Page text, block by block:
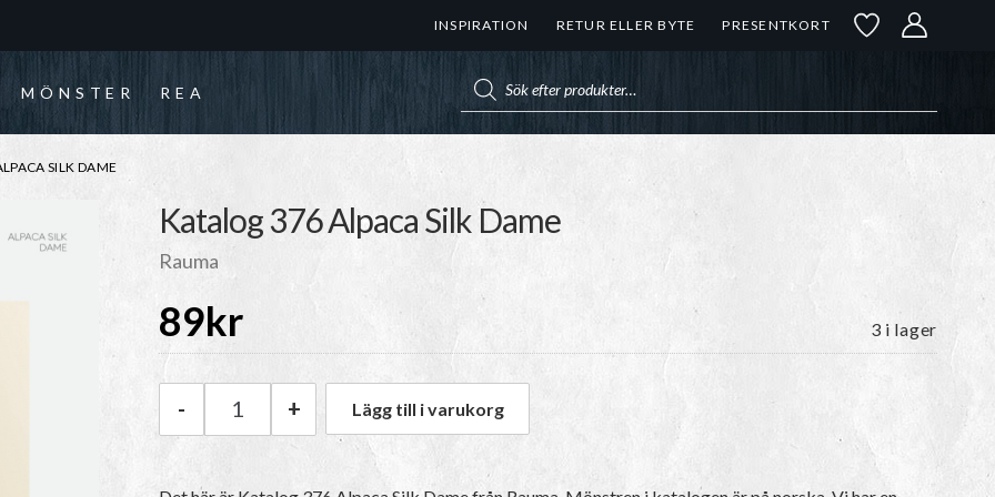
INSPIRATION RETUR ELLER BYTE PRESENTKORT
MÖNSTER REA
SILK DAME
Katalog 376 Alpaca Silk Dame
Rauma
89kr 3 i lager
Rauma Katalog 376 Alpaca Silk Dame mängd
- + Lägg till i varukorg